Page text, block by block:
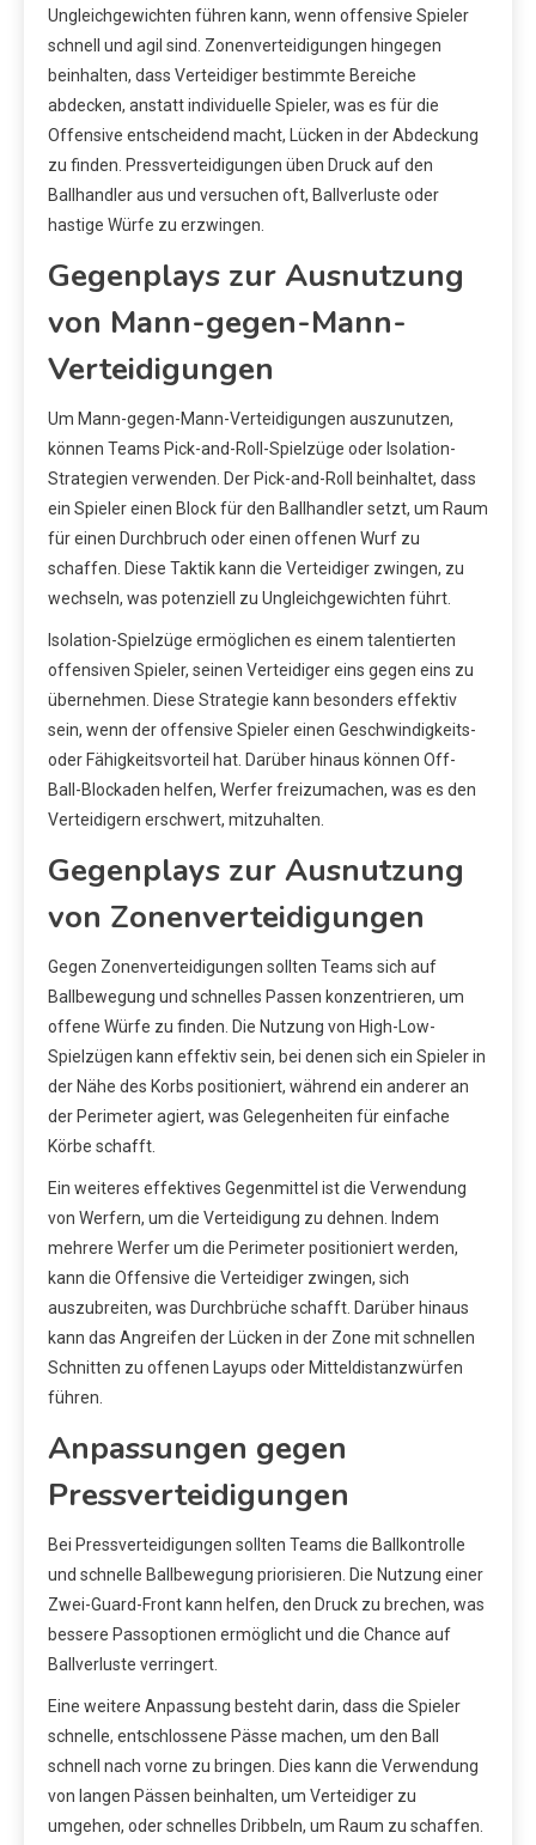
Ungleichgewichten führen kann, wenn offensive Spieler
schnell und agil sind. Zonenverteidigungen hingegen
beinhalten, dass Verteidiger bestimmte Bereiche
abdecken, anstatt individuelle Spieler, was es für die
Offensive entscheidend macht, Lücken in der Abdeckung
zu finden. Pressverteidigungen üben Druck auf den
Ballhandler aus und versuchen oft, Ballverluste oder
hastige Würfe zu erzwingen.
Gegenplays zur Ausnutzung
von Mann-gegen-Mann-
Verteidigungen
Um Mann-gegen-Mann-Verteidigungen auszunutzen,
können Teams Pick-and-Roll-Spielzüge oder Isolation-
Strategien verwenden. Der Pick-and-Roll beinhaltet, dass
ein Spieler einen Block für den Ballhandler setzt, um Raum
für einen Durchbruch oder einen offenen Wurf zu
schaffen. Diese Taktik kann die Verteidiger zwingen, zu
wechseln, was potenziell zu Ungleichgewichten führt.
Isolation-Spielzüge ermöglichen es einem talentierten
offensiven Spieler, seinen Verteidiger eins gegen eins zu
übernehmen. Diese Strategie kann besonders effektiv
sein, wenn der offensive Spieler einen Geschwindigkeits-
oder Fähigkeitsvorteil hat. Darüber hinaus können Off-
Ball-Blockaden helfen, Werfer freizumachen, was es den
Verteidigern erschwert, mitzuhalten.
Gegenplays zur Ausnutzung
von Zonenverteidigungen
Gegen Zonenverteidigungen sollten Teams sich auf
Ballbewegung und schnelles Passen konzentrieren, um
offene Würfe zu finden. Die Nutzung von High-Low-
Spielzügen kann effektiv sein, bei denen sich ein Spieler in
der Nähe des Korbs positioniert, während ein anderer an
der Perimeter agiert, was Gelegenheiten für einfache
Körbe schafft.
Ein weiteres effektives Gegenmittel ist die Verwendung
von Werfern, um die Verteidigung zu dehnen. Indem
mehrere Werfer um die Perimeter positioniert werden,
kann die Offensive die Verteidiger zwingen, sich
auszubreiten, was Durchbrüche schafft. Darüber hinaus
kann das Angreifen der Lücken in der Zone mit schnellen
Schnitten zu offenen Layups oder Mitteldistanzwürfen
führen.
Anpassungen gegen
Pressverteidigungen
Bei Pressverteidigungen sollten Teams die Ballkontrolle
und schnelle Ballbewegung priorisieren. Die Nutzung einer
Zwei-Guard-Front kann helfen, den Druck zu brechen, was
bessere Passoptionen ermöglicht und die Chance auf
Ballverluste verringert.
Eine weitere Anpassung besteht darin, dass die Spieler
schnelle, entschlossene Pässe machen, um den Ball
schnell nach vorne zu bringen. Dies kann die Verwendung
von langen Pässen beinhalten, um Verteidiger zu
umgehen, oder schnelles Dribbeln, um Raum zu schaffen.